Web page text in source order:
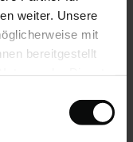
weiter. Unsere
mit
bereitgestellt